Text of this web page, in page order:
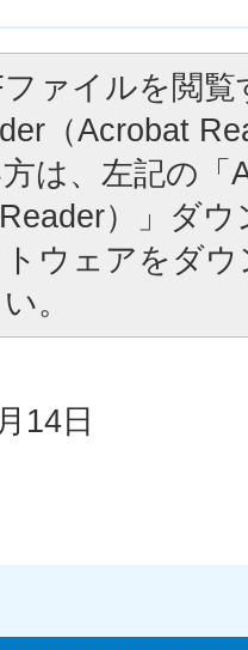
ァイルを閲
（Acrobat
は、左記の「
）」ダ
ウェアをダ
。
14日